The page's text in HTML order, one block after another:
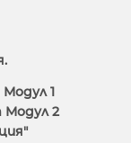
1
Модул 2